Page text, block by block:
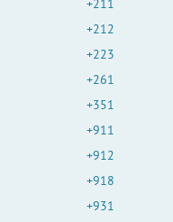
+211
+212
+223
+261
+351
+911
+912
+918
+931